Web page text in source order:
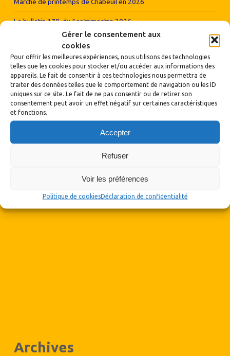
Gérer le consentement aux
cookies
Pour offrir les meilleures expériences, nous utilisons des technologies
telles que les cookies pour stocker et/ou accéder aux informations des
appareils. Le fait de consentir à ces technologies nous permettra de
traiter des données telles que le comportement de navigation ou les ID
uniques sur ce site. Le fait de ne pas consentir ou de retirer son
consentement peut avoir un effet négatif sur certaines caractéristiques
et fonctions.
Accepter
Refuser
Voir les préférences
Politique de cookiesDéclaration de confidentialité
Le bulletin 179, du 1er trimestre 2026
Bol de riz Saint-Martin-la-Plaine 2026
Archives